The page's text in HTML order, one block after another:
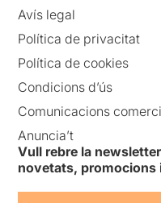
Avís legal
Política de privacitat
Política de cookies
Condicions d’ús
Comunicacions
Anuncia’t
Vull rebre la
novetats, promocions